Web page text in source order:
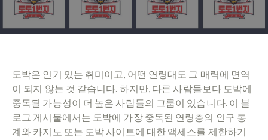
도박은 인기 있는 취미이고, 어떤 연령대도 그 매력에 면역
이 되지 않는 것 같습니다. 하지만, 다른 사람들보다 도박에
중독될 가능성이 더 높은 사람들의 그룹이 있습니다. 이 블
로그 게시물에서는 도박에 가장 중독된 연령층의 인구 통
계와 카지노 또는 도박 사이트에 대한 액세스를 제한하기